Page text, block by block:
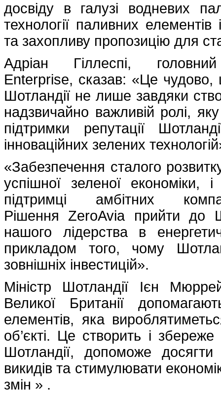
досвіду в галузі водневих
технології паливних
та захопливу пропозицію для
Адріан Гіллеспі,
Enterprise, сказав: «Це
Шотландії не лише завдяки
надзвичайно важливій ролі,
підтримки репутації
інноваційних зелених
«Забезпечення сталого
успішної зеленої економіки,
підтримці амбітних
Рішення ZeroAvia прийти до
нашого лідерства в
прикладом того, чому
зовнішніх інвестицій».
Міністр Шотландії Ієн
Великої Британії
елементів, яка
об’єкті. Це створить і
Шотландії, допоможе
викидів та стимулювати
змін » .